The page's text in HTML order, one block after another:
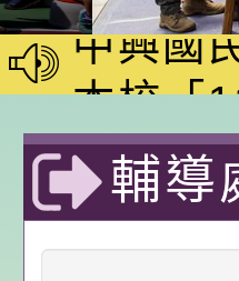
員會函
赴陸應
中興國
期第1
甄選公
本校「
校課程
轉知教
辦理「
前教育
公告:桃
施問答
轉知:桃
輔導
臺